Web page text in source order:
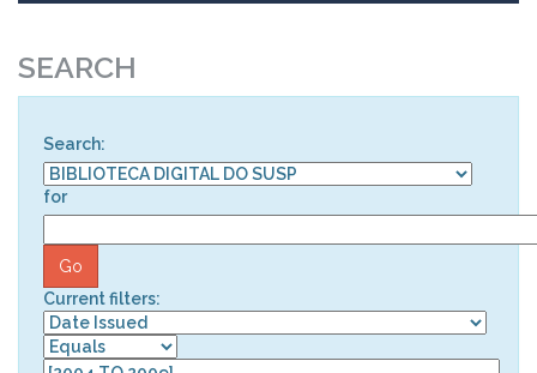
SEARCH
Search:
for
Current filters: